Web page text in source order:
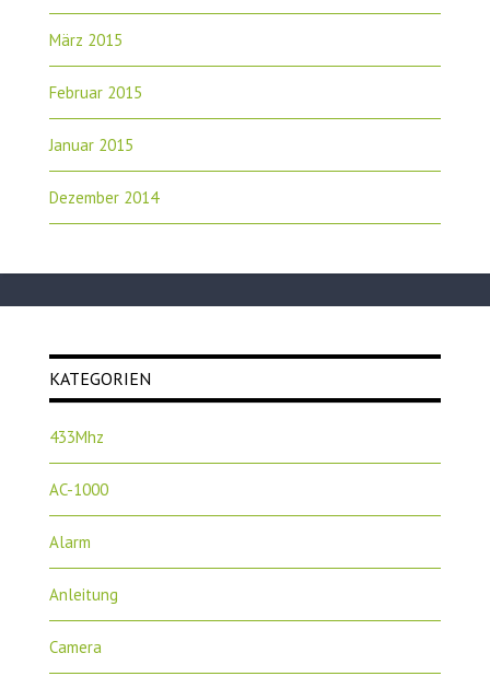
März 2015
Februar 2015
Januar 2015
Dezember 2014
KATEGORIEN
433Mhz
AC-1000
Alarm
Anleitung
Camera